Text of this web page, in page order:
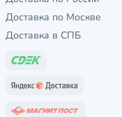
Доставка по Москве
Доставка в СПБ